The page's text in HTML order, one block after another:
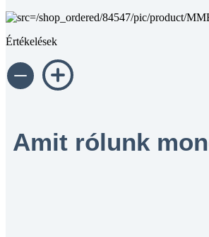
Értékelések
Amit rólunk